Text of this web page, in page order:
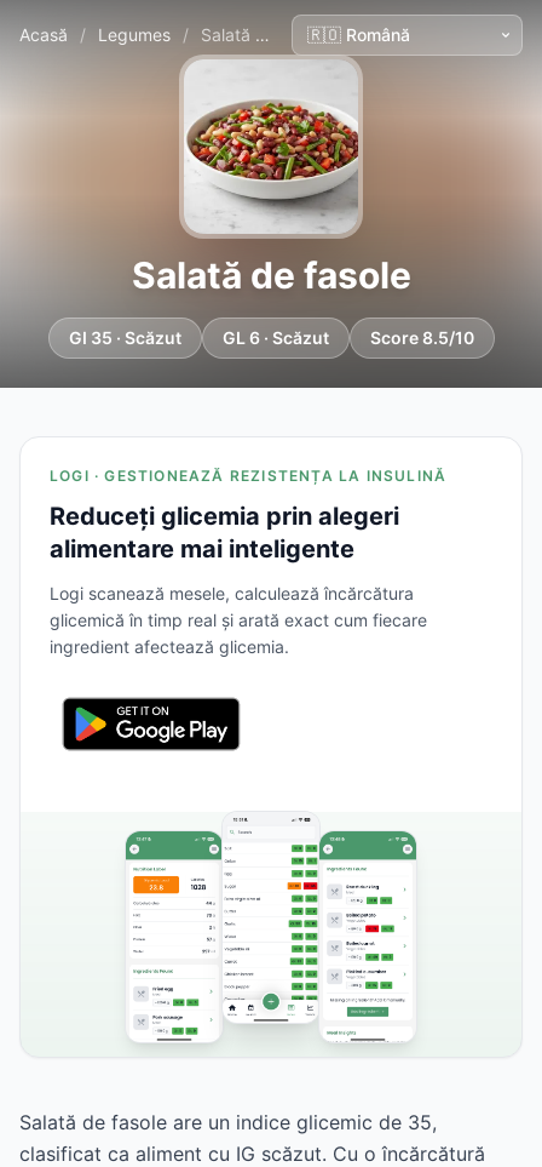
Acasă / Legumes / Salată de fasole
Salată de fasole
GI 35 · Scăzut GL 6 · Scăzut Score 8.5/10
LOGI · GESTIONEAZĂ REZISTENȚA LA INSULINĂ
Reduceți glicemia prin alegeri
alimentare mai inteligente
Logi scanează mesele, calculează încărcătura
glicemică în timp real și arată exact cum fiecare
ingredient afectează glicemia.
Salată de fasole are un indice glicemic de 35,
clasificat ca aliment cu IG scăzut. Cu o încărcătură